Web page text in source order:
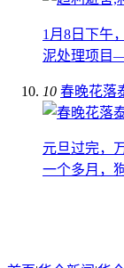
1月8日下午
泥处理项
10 春晚花落
元旦过完，
一个多月，